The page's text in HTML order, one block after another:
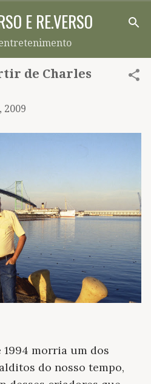
principal
E RE.VERSO
de Charles
2009
morria um dos
do nosso tempo,